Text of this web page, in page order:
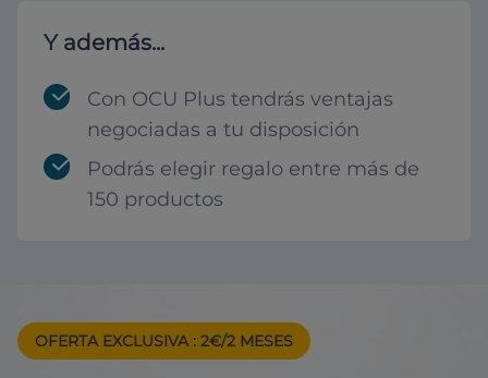
Y además...
Con OCU Plus tendrás ventajas
negociadas a tu disposición
Podrás elegir regalo entre más de
150 productos
OFERTA EXCLUSIVA : 2€/2 MESES